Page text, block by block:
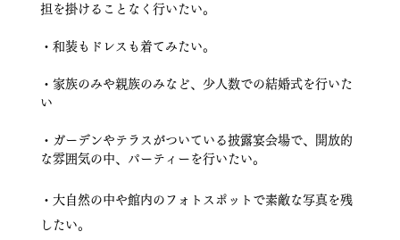
担を掛けることなく行いたい。
・和装もドレスも着てみたい。
・家族のみや親族のみなど、少人数での結婚式を行いた
い
・ガーデンやテラスがついている披露宴会場で、開放的
な雰囲気の中、パーティーを行いたい。
・大自然の中や館内のフォトスポットで素敵な写真を残
したい。